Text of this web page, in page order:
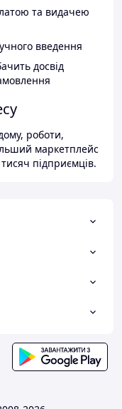
та видачею
введення
досвід
роботи,
маркетплейс
підприємців.